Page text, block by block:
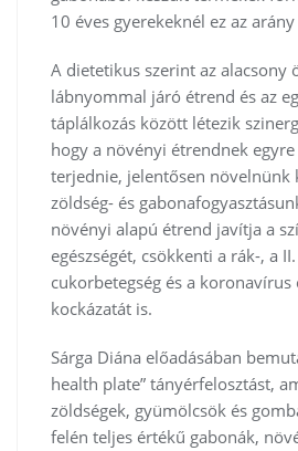
10 éves gyerekeknél ez az
A dietetikus szerint az alacsony
lábnyommal járó étrend és az
táplálkozás között létezik
hogy a növényi étrendnek
terjednie, jelentősen növelnünk
zöldség- és
növényi alapú étrend javítja a
egészségét, csökkenti a rák-, a
cukorbetegség és a koronavírus
kockázatát is.
Sárga Diána előadásában
health plate” tányérfelosztást,
zöldségek, gyümölcsök és
felén teljes értékű gabonák,